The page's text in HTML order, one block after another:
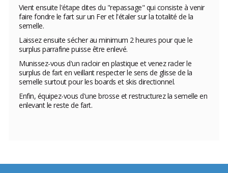
Vient ensuite l'étape dites du "repassage" qui consiste à venir
faire fondre le fart sur un Fer et l'étaler sur la totalité de la
semelle.
Laissez ensuite sécher au minimum 2 heures pour que le
surplus parrafine puisse être enlevé.
Munissez-vous d'un racloir en plastique et venez racler le
surplus de fart en veillant respecter le sens de glisse de la
semelle surtout pour les boards et skis directionnel.
Enfin, équipez-vous d'une brosse et restructurez la semelle en
enlevant le reste de fart.